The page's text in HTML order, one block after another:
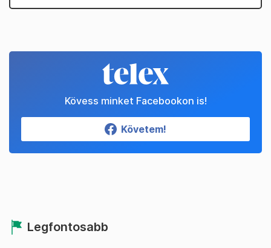
Kövess minket Facebookon is!
Követem!
Legfontosabb